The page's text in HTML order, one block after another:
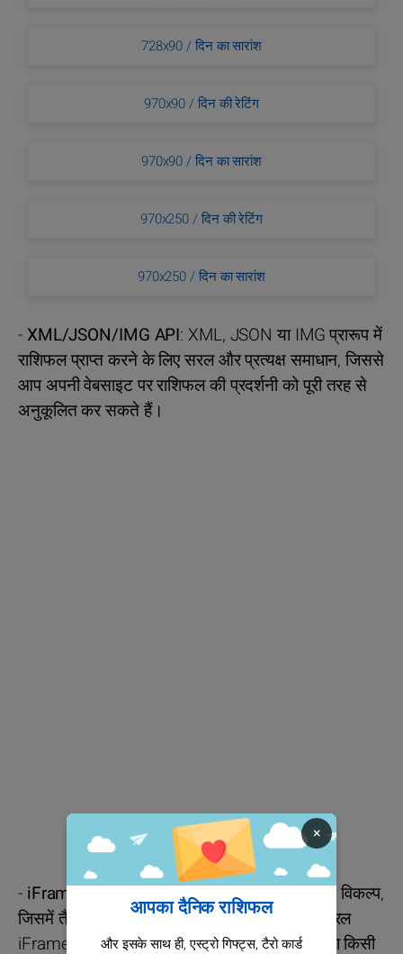
728x90 / दिन का सारांश
970x90 / दिन की रेटिंग
970x90 / दिन का सारांश
970x250 / दिन की रेटिंग
970x250 / दिन का सारांश
- XML/JSON/IMG API: XML, JSON या IMG प्रारूप में
राशिफल प्राप्त करने के लिए सरल और प्रत्यक्ष समाधान, जिससे
आप अपनी वेबसाइट पर राशिफल की प्रदर्शनी को पूरी तरह से
अनुकूलित कर सकते हैं।
- iFrame के माध्यम से एकीकरण: एक तेज़ और प्रभावी विकल्प,
जिसमें तैयार किए गए राशिफल सामग्री को केवल एक सरल
iFrame कोड के साथ एकीकृत किया जा सकता है, बिना किसी
×
आपका दैनिक राशिफल
और इसके साथ ही, एस्ट्रो गिफ्ट्स, टैरो कार्ड